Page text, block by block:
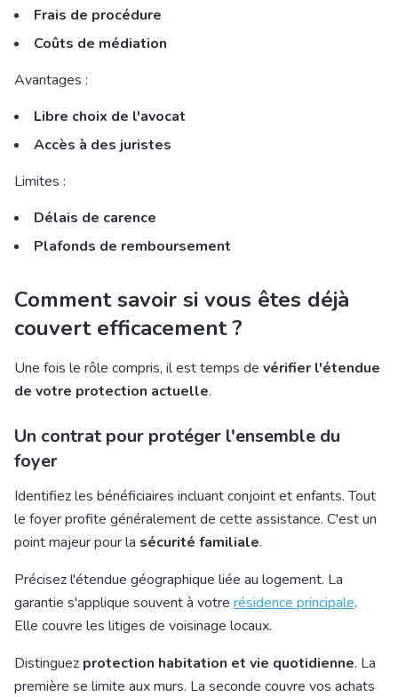
Frais de procédure
Coûts de médiation
Avantages :
Libre choix de l'avocat
Accès à des juristes
Limites :
Délais de carence
Plafonds de remboursement
Comment savoir si vous êtes déjà
couvert efficacement ?
Une fois le rôle compris, il est temps de vérifier l'étendue
de votre protection actuelle.
Un contrat pour protéger l'ensemble du
foyer
Identifiez les bénéficiaires incluant conjoint et enfants. Tout
le foyer profite généralement de cette assistance. C'est un
point majeur pour la sécurité familiale.
Précisez l'étendue géographique liée au logement. La
garantie s'applique souvent à votre résidence principale.
Elle couvre les litiges de voisinage locaux.
Distinguez protection habitation et vie quotidienne. La
première se limite aux murs. La seconde couvre vos achats